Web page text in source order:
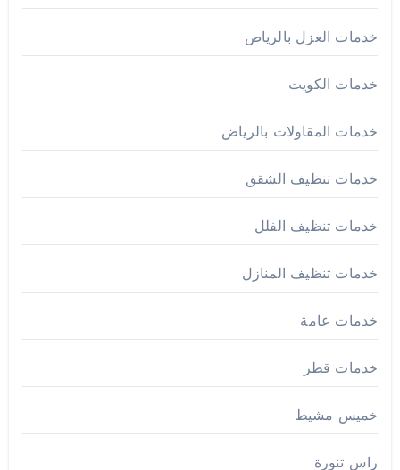
خدمات العزل بالرياض
خدمات الكويت
خدمات المقاولات بالرياض
خدمات تنظيف الشقق
خدمات تنظيف الفلل
خدمات تنظيف المنازل
خدمات عامة
خدمات قطر
خميس مشيط
راس تنورة